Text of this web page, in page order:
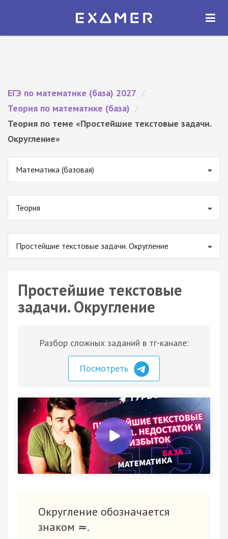
Экзамер — ЕГЭ 2027
ОТКРЫТЬ
ЕГЭ по математике (база) 2027 /
Теория по математике (база) /
Теория по теме «Простейшие текстовые задачи.
Округление»
Математика (базовая)
Теория
Простейшие текстовые задачи. Округление
Простейшие текстовые
задачи. Округление
Разбор сложных заданий в тг-канале:
Посмотреть
Округление обозначается
знаком ≈.